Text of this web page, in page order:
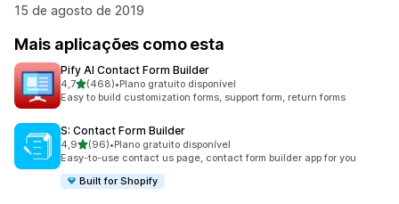
15 de agosto de 2019
Mais aplicações como esta
Pify AI Contact Form Builder
4,7de 5 estrelas
(468)
468 total de avaliações
•Plano gratuito disponível
Easy to build customization forms, support form, return forms
S: Contact Form Builder
4,9de 5 estrelas
(96)
96 total de avaliações
•Plano gratuito disponível
Easy-to-use contact us page, contact form builder app for you
Built for Shopify